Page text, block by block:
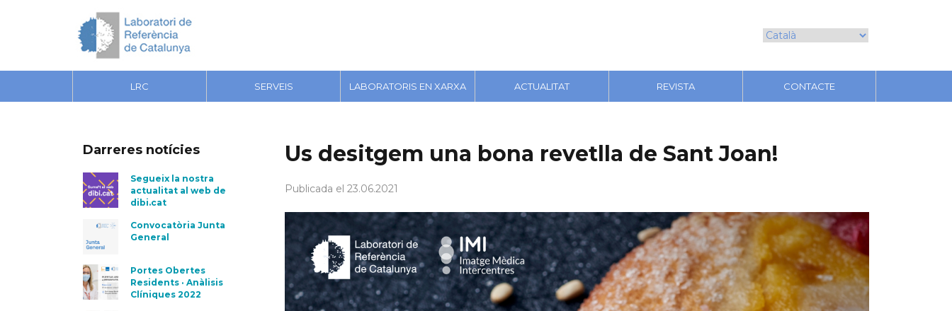
LRC SERVEIS LABORATORIS EN XARXA ACTUALITAT REVISTA CONTACTE
Darreres notícies
Segueix la nostra
actualitat al web de
dibi.cat
Convocatòria Junta
General
Portes Obertes
Residents · Anàlisis
Clíniques 2022
Us desitgem una bona revetlla de Sant Joan!
Publicada el 23.06.2021